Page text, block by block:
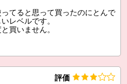
てると思って買ったのにとんで
レベルです。
買いません。
評価